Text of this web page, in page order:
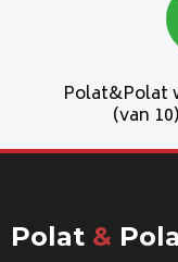
Polat&Polat
(van
Polat &